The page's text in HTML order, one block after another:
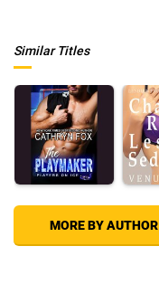
Similar Titles
MORE BY AUTHOR